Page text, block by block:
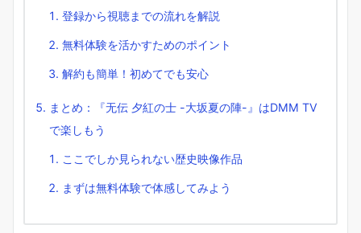
登録から視聴までの流れを解説
無料体験を活かすためのポイント
解約も簡単！初めてでも安心
まとめ：『无伝 夕紅の士 -大坂夏の陣-』はDMM TV
で楽しもう
ここでしか見られない歴史映像作品
まずは無料体験で体感してみよう